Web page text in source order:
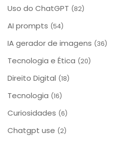
Uso do ChatGPT (82)
AI prompts (54)
IA gerador de imagens (36)
Tecnologia e Ética (20)
Direito Digital (18)
Tecnologia (16)
Curiosidades (6)
Chatgpt use (2)